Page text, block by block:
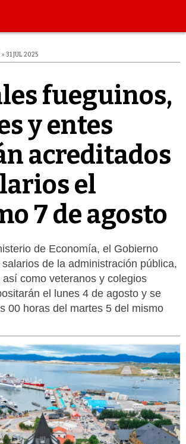
31 JUL 2025
fueguinos,
y entes
acreditados
el
7 de agosto
de Economía, el Gobierno
de la administración pública,
como veteranos y colegios
el lunes 4 de agosto y se
00 horas del martes 5 del mismo